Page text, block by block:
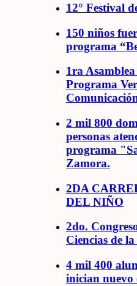
12° Festival
150 niños
programa
1ra
Programa
2 mil 800
personas
programa
Zamora.
2DA
DEL NIÑO
2do.
Ciencias de
4 mil 400
inician nuevo